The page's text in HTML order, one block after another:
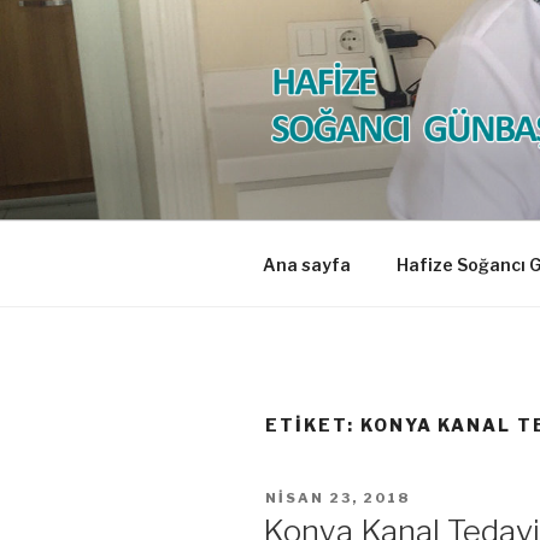
İçeriğe
HAFİZE
Diş Hekimi
Ana sayfa Hafize Soğancı
ETIKET: KONYA KANAL
YAYIM
NISAN 23, 2018
Konya Kanal